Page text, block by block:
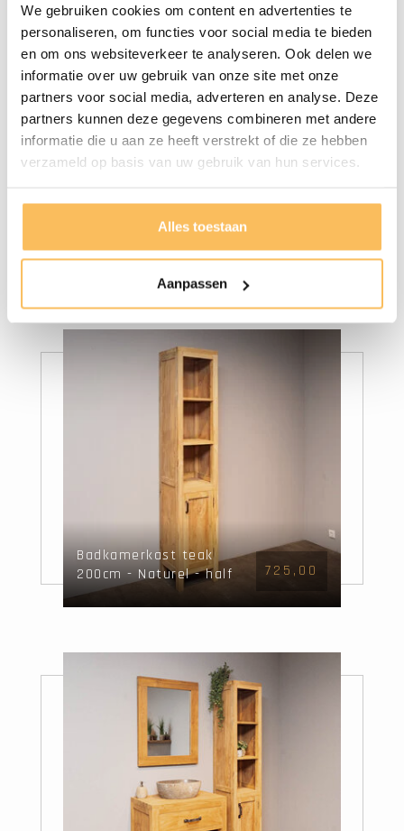
We gebruiken cookies om content en advertenties te
personaliseren, om functies voor social media te bieden
en om ons websiteverkeer te analyseren. Ook delen we
informatie over uw gebruik van onze site met onze
partners voor social media, adverteren en analyse. Deze
partners kunnen deze gegevens combineren met andere
informatie die u aan ze heeft verstrekt of die ze hebben
verzameld op basis van uw gebruik van hun services.
Alles toestaan
Aanpassen
Badmeubelset 160cm
incl kast, spiegel &
1.855,00
Badkamerkast teak
200cm - Naturel - half
open
725,00